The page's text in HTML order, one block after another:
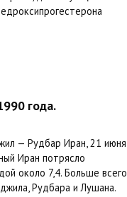
года.
— Рудбар Иран, 21 июня
Иран потрясло
около 7,4. Больше всего
Рудбара и Лушана.